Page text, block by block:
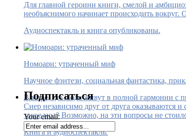
Для главной героини книги, смелой и
необъяснимого начинает происходить
Аудиоспектакль и книга опубликованы.
Номоари: утраченный миф
Научное фэнтези, социальная фантастика,
В мире, где люди живут в полной гармонии с
Сиер независимо друг от друга оказываются
такое моа? Возможно, на эти вопросы не
Книга и аудиоспектакль.
Подписаться
Your email: